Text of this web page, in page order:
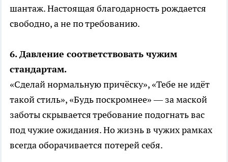
шантаж. Настоящая благодарность рождается
свободно, а не по требованию.
6. Давление соответствовать чужим
стандартам.
«Сделай нормальную причёску», «Тебе не идёт
такой стиль», «Будь поскромнее» — за маской
заботы скрывается требование подогнать вас
под чужие ожидания. Но жизнь в чужих рамках
всегда оборачивается потерей себя.